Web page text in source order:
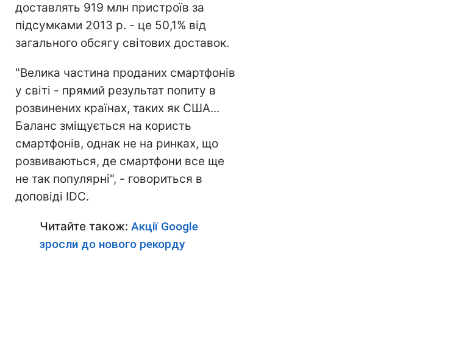
доставлять 919 млн пристроїв за
підсумками 2013 р. - це 50,1% від
загального обсягу світових доставок.
"Велика частина проданих смартфонів
у світі - прямий результат попиту в
розвинених країнах, таких як США...
Баланс зміщується на користь
смартфонів, однак не на ринках, що
розвиваються, де смартфони все ще
не так популярні", - говориться в
доповіді IDC.
Читайте також: Акції Google
зросли до нового рекорду